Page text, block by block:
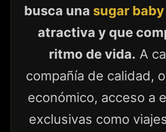
busca una sugar baby
atractiva y que
ritmo de vida. A
compañía de calidad,
económico, acceso a
exclusivas como